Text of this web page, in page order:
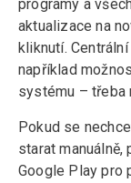
programy a
aktualizace na
kliknutí.
například
systému – třeba
Pokud se
starat
Google Play pro